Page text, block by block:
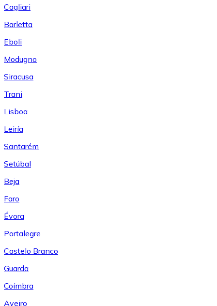
Cagliari
Barletta
Eboli
Modugno
Siracusa
Trani
Lisboa
Leiría
Santarém
Setúbal
Beja
Faro
Évora
Portalegre
Castelo Branco
Guarda
Coímbra
Aveiro